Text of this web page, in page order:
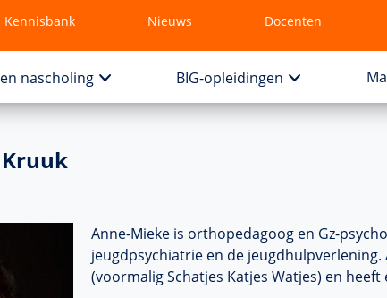
Kennisbank Nieuws Docenten
nascholing BIG-opleidingen
Anne-Mieke is orthopedagoog en Gz-
jeugdpsychiatrie en de jeugdhulpverlening.
(voormalig Schatjes Katjes Watjes) en